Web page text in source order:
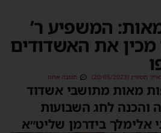
המשפיע ר’
מכין את האשדודים
תשפ״ג (20/05/2023) תגובה אחת
מאות מתושבי אשדוד
והכנה לחג השבועות
אלימלך בידרמן שליט״א